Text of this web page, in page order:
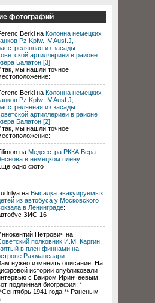
фотографий
Berki на Колонна немецких
Pz.Kpfw. IV Ausf.J,
из засады
артиллерией в районе
Балатон [3]:
мы нашли точное
Berki на Колонна немецких
Pz.Kpfw. IV Ausf.J,
из засады
артиллерией в районе
Балатон [2]:
мы нашли точное
на Медсестра РККА Вера
в немецком плену:
одно фото
на Высадка эвакуируемых
из автобуса у Московского
в Ленинграде:
ЗИС-16
Петрович на
полковник И.М. Каргин,
в плен финнами на
Рахмансаари:
нужно изменить описание. На
истории опубликовали
с Баиром Иринчеевым,
подлинная биография: *
1941 года:** Раненым